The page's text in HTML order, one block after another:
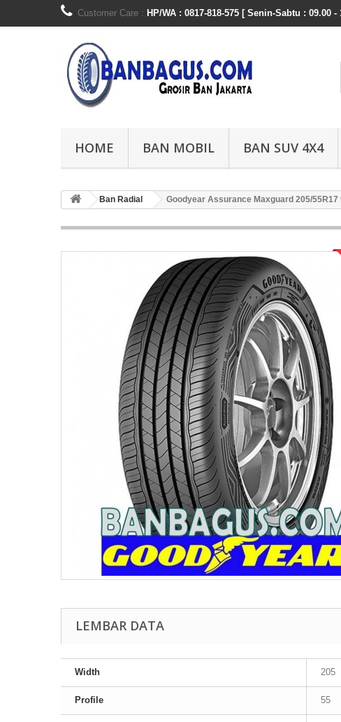
Customer Care : HP/WA : 0817-818-575 [ Senin-Sabtu : 09.00 -
HOME BAN MOBIL BAN SUV 4X4
Ban Radial Goodyear Assurance Maxguard 205/55R17
LEMBAR DATA
Width 205
Profile 55